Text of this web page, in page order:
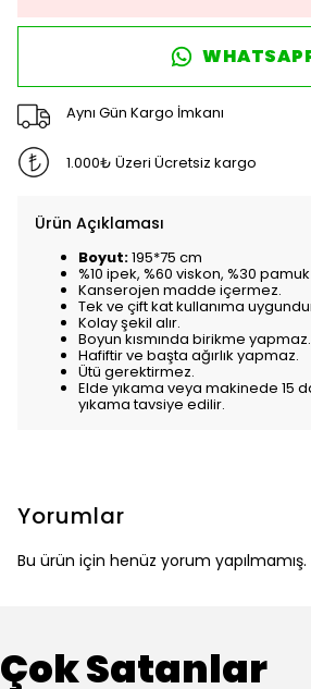
Aynı Gün Kargo İmkanı
1.000₺ Üzeri Ücretsiz kargo
Ürün Açıklaması
Boyut:195*75 cm
%10 ipek, %60 viskon, %30
Kanserojen madde içermez.
Tek ve çift kat kullanıma
Kolay şekil alır.
Boyun kısmında birikme yapmaz.
Hafiftir ve başta ağırlık yapmaz.
Ütü gerektirmez.
Elde yıkama veya makinede 15
yıkama tavsiye edilir.
Yorumlar
Bu ürün için henüz yorum yapılmamış.
Çok Satanlar